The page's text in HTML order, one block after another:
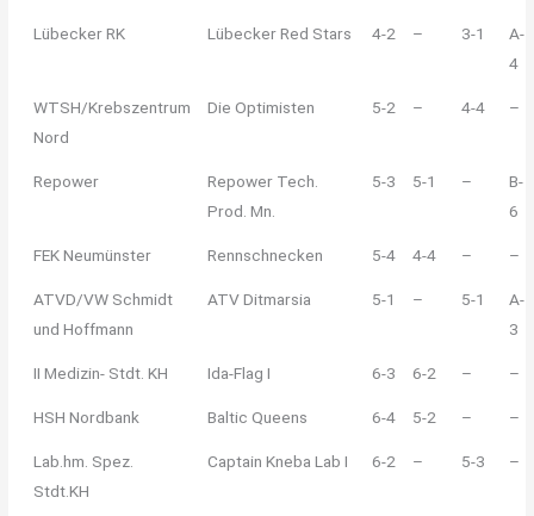
Lübecker RK Lübecker Red Stars 4-2 – 3-1
A-
4
WTSH/Krebszentrum
Nord
Die Optimisten 5-2 – 4-4 –
Repower
Repower Tech.
Prod. Mn.
5-3 5-1 –
B-
6
FEK Neumünster Rennschnecken 5-4 4-4 – –
ATVD/VW Schmidt
und Hoffmann
ATV Ditmarsia 5-1 – 5-1
A-
3
II Medizin- Stdt. KH Ida-Flag I 6-3 6-2 – –
HSH Nordbank Baltic Queens 6-4 5-2 – –
Lab.hm. Spez.
Stdt.KH
Captain Kneba Lab I 6-2 – 5-3 –